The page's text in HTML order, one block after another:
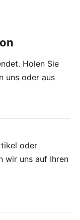
Holen Sie
uns oder aus
oder
wir uns auf Ihren